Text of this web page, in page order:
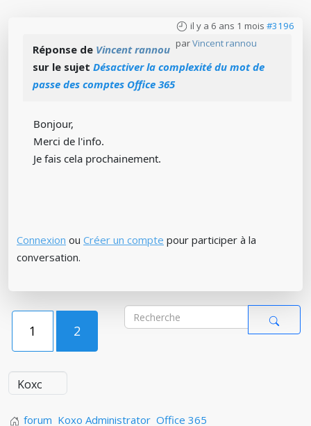
il y a 6 ans 1 mois #3196
parVincent rannou
Réponse de Vincent rannou
sur le sujet Désactiver la complexité du mot de
passe des comptes Office 365
Bonjour,
Merci de l'info.
Je fais cela prochainement.
Connexion ou Créer un compte pour participer à la
conversation.
1 2
forum Koxo Administrator Office 365